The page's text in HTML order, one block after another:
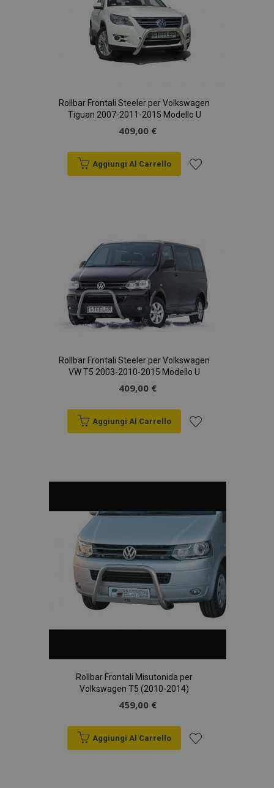
Rollbar Frontali Steeler per Volkswagen
Tiguan 2007-2011-2015 Modello U
409,00 €
Aggiungi Al Carrello
desideri
Rollbar Frontali Steeler per Volkswagen
VW T5 2003-2010-2015 Modello U
409,00 €
Aggiungi Al Carrello
desideri
Rollbar Frontali Misutonida per
Volkswagen T5 (2010-2014)
459,00 €
Aggiungi Al Carrello